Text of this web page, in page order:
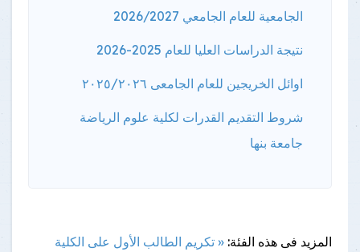
الجامعية للعام الجامعي 2026/2027
نتيجة الدراسات العليا للعام 2025-2026
اوائل الخريجين للعام الجامعى ٢٠٢٥/٢٠٢٦
شروط التقديم القدرات لكلية علوم الرياضة
جامعة بنها
المزيد فى هذه الفئة: « تكريم الطالب الأول على الكلية